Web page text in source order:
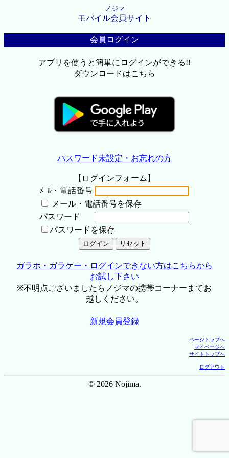
ノジマ
モバイル会員サイト
会員ログイン
アプリを使うと簡単にログインができる!!
ダウンロードはこちら
パスワード未設定・お忘れの方
【ログインフォーム】
ﾒｰﾙ・電話番号
メール・電話番号を保存
パスワード
パスワードを保存
ガラホ・ガラケー・ログインできない方はこちらから
お試し下さい
※不明点ございましたらノジマの携帯コーナーまでお
越しください。
新規会員登録
ページトップへ
マイページへ
サイトトップへ
ログアウト
© 2026 Nojima.